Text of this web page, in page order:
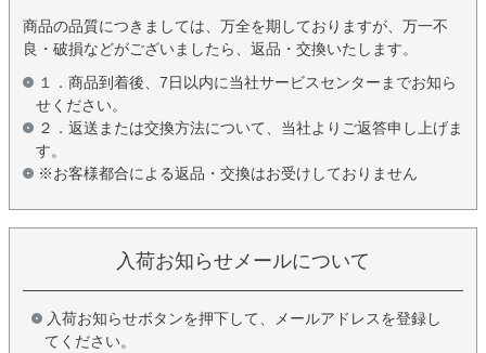
商品の品質につきましては、万全を期しておりますが、万一不
良・破損などがございましたら、返品・交換いたします。
１．商品到着後、7日以内に当社サービスセンターまでお知ら
せください。
２．返送または交換方法について、当社よりご返答申し上げま
す。
※お客様都合による返品・交換はお受けしておりません
入荷お知らせメールについて
入荷お知らせボタンを押下して、メールアドレスを登録し
てください。